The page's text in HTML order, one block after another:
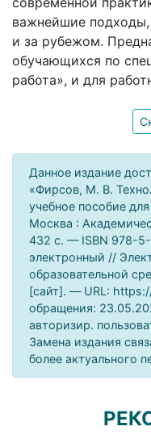
важнейшие
и за рубежом.
обучающихся по
работа», и для
Данное издание
«Фирсов, М. В.
учебное пособие
Москва :
432 c. — ISBN 978-
электронный //
образовательной
[сайт]. — URL:
обращения:
авторизир.
Замена издания
более актуального